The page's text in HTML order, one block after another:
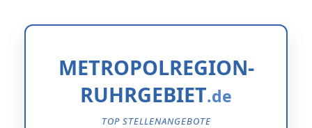
METROPOLREGION-
RUHRGEBIET
TOP STELLENANGEBOTE